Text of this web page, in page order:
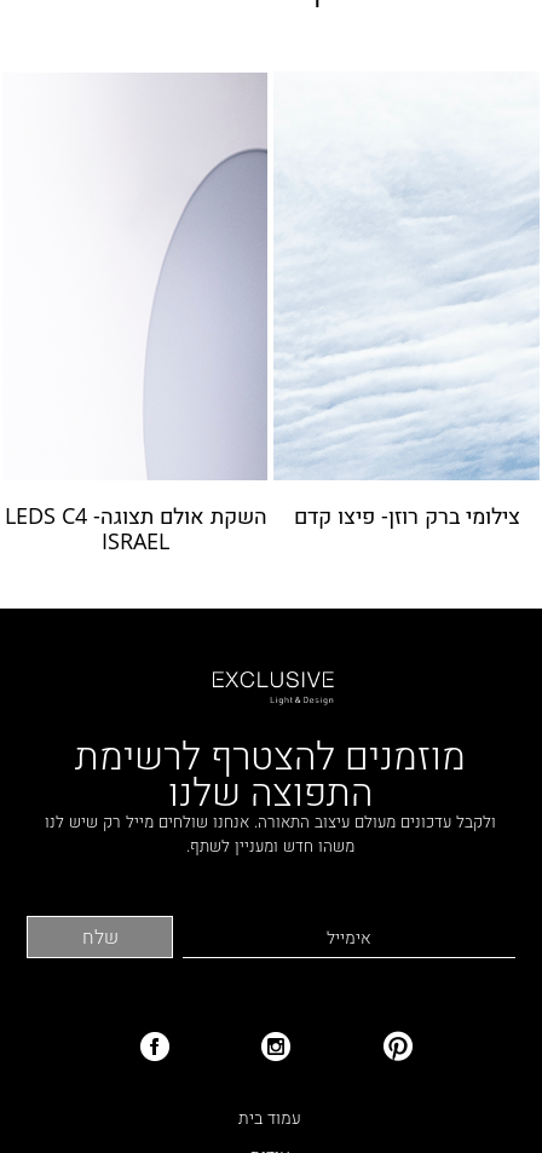
צילומי ברק רוזן- פיצו קדם
השקת אולם תצוגה- LEDS C4
ISRAEL
מוזמנים להצטרף לרשימת
התפוצה שלנו
ולקבל עדכונים מעולם עיצוב התאורה. אנחנו שולחים מייל רק שיש לנו
משהו חדש ומעניין לשתף.
עמוד בית